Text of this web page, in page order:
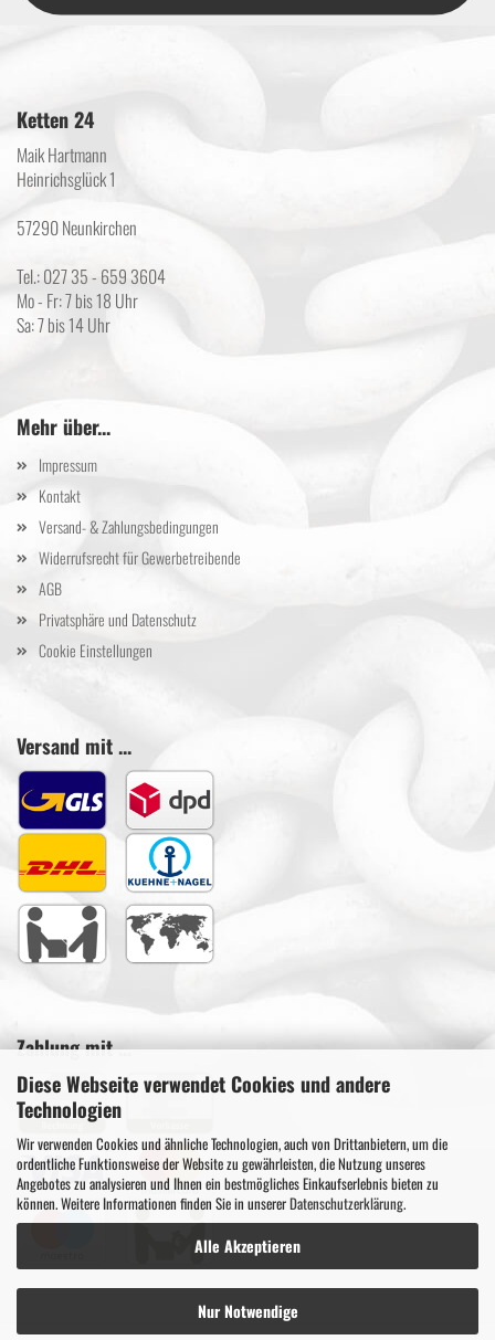
Diese Webseite verwendet Cookies und andere
Technologien
Wir verwenden Cookies und ähnliche Technologien, auch von Drittanbietern, um die
ordentliche Funktionsweise der Website zu gewährleisten, die Nutzung unseres
Angebotes zu analysieren und Ihnen ein bestmögliches Einkaufserlebnis bieten zu
können. Weitere Informationen finden Sie in unsererDatenschutzerklärung.
Alle Akzeptieren
Nur Notwendige
Ketten 24
Maik Hartmann
Heinrichsglück 1
57290 Neunkirchen
Tel.: 027 35 - 659 3604
Mo - Fr: 7 bis 18 Uhr
Sa: 7 bis 14 Uhr
Mehr über...
Impressum
Kontakt
Versand- & Zahlungsbedingungen
Widerrufsrecht für Gewerbetreibende
AGB
Privatsphäre und Datenschutz
Cookie Einstellungen
Versand mit ...
Zahlung mit ...